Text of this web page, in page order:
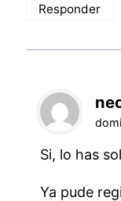
Responder
Si, lo has
Ya pude